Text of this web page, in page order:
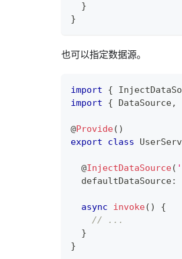
}
}
也可以指定数据源。
import {
import
{ DataSource,
@Provide( )
export
class
@InjectDataSource(
  defaultDataSource
:
async invoke( )
{
// ...
}
}